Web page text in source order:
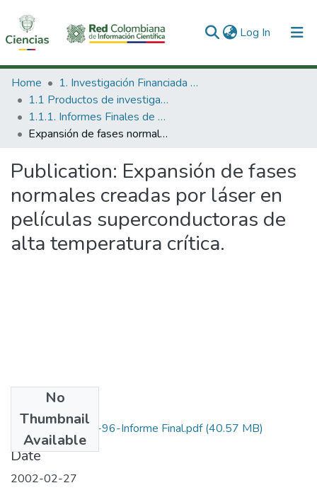
Log In (current)
Communities & Collections
All of DSpace
Statistics
Home
1. Investigación Financiada con Recursos Públicos
1.1 Productos de investigación
1.1.1. Informes Finales de Proyectos de Investigación
Expansión de fases normales creadas por láser en películas superconductoras de alta temperatura crítica.
Publication: Expansión de fases
normales creadas por láser en
películas superconductoras de
alta temperatura crítica.
No
Thumbnail
Available
1103-05-249-96-Informe Final.pdf(40.57 MB)
Date
2002-02-27